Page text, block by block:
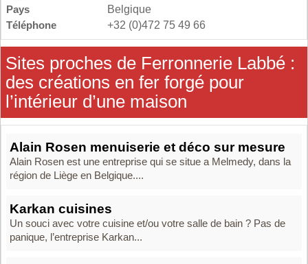
Pays
Belgique
Téléphone
+32 (0)472 75 49 66
Sites proches de Ferronnerie Labbé :
des créations en fer forgé pour
l’intérieur d’une maison
Alain Rosen menuiserie et déco sur mesure
Alain Rosen est une entreprise qui se situe a Melmedy, dans la
région de Liège en Belgique....
Karkan cuisines
Un souci avec votre cuisine et/ou votre salle de bain ? Pas de
panique, l’entreprise Karkan...